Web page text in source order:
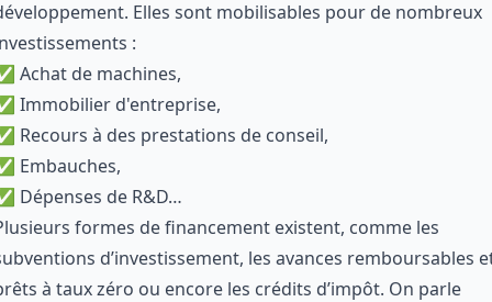
Elles sont mobilisables pour de nombreux
:
Achat de machines,
Immobilier d'entreprise,
Recours à des prestations de conseil,
Embauches,
Dépenses de R&D…
formes de financement existent, comme les
d’investissement, les avances remboursables
à taux zéro ou encore les crédits d’impôt. On parle